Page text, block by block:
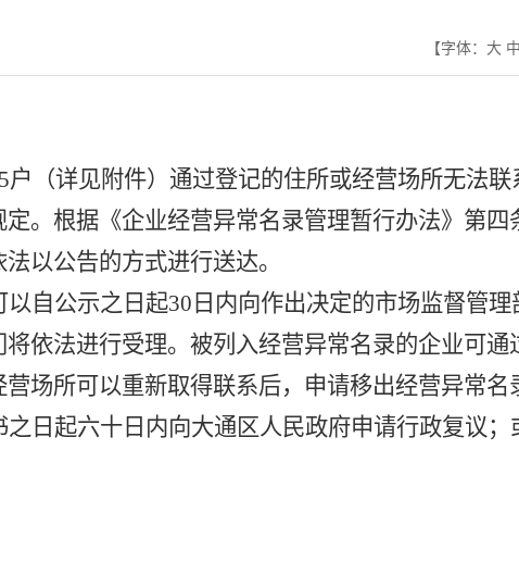
【字体： 大 中
户（详见附件）通过登记的住所或经营场所无法联
。根据《企业经营异常名录管理暂行办法》第四
以公告的方式进行送达。
以自公示之日起30 日内向作出决定的市场监督管
依法进行受理。被列入经营异常名录的企业可通
场所可以重新取得联系后，申请移出经营异常名
日起六十日内向大通区人民政府申请行政复议；